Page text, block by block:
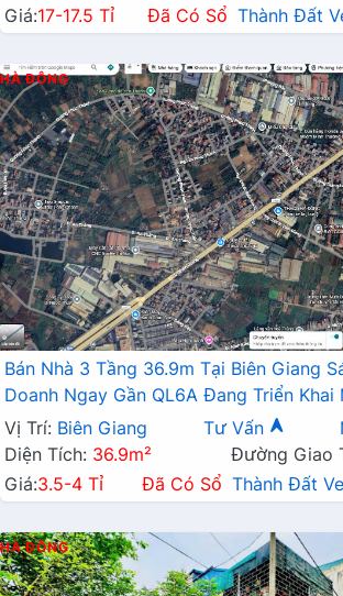
Giá:17-17.5 Tỉ Đã Có Sổ Thành Đất
HÀ ĐÔNG
Bán Nhà 3 Tầng 36.9m Tại Biên Giang
Doanh Ngay Gần QL6A Đang Triển Khai
Vị Trí: Biên Giang Tư Vấn
Diện Tích: 36.9m²
Đường Giao
Giá:3.5-4 Tỉ Đã Có Sổ Thành Đất
HÀ ĐÔNG